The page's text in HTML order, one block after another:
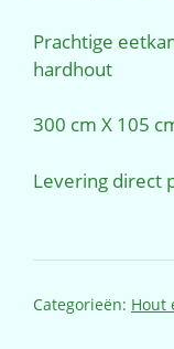
was:
Prachtige
hardhout
300 cm X 105
Levering direct
Categorieën: Hout